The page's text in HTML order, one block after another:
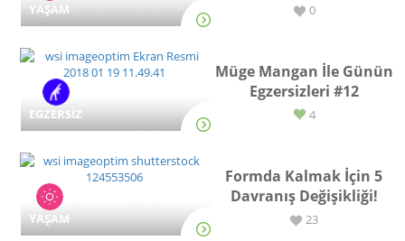
YAŞAM 0
EGZERSİZ
Müge Mangan İle Günün
Egzersizleri #12
4
YAŞAM
Formda Kalmak İçin 5
Davranış Değişikliği!
23